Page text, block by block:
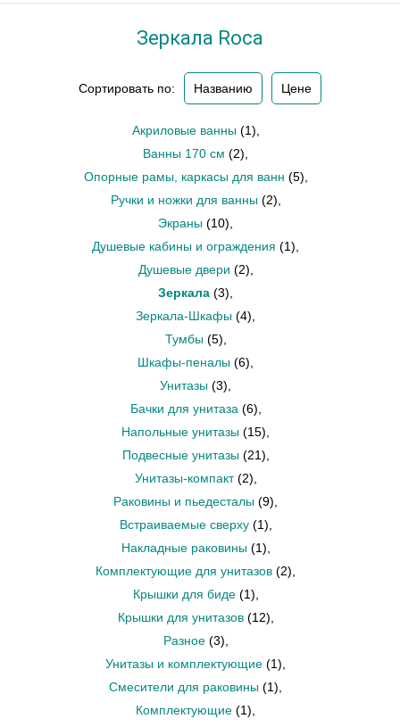
Зеркала Roca
Сортировать по: Названию Цене
Акриловые ванны (1)
Ванны 170 см (2)
Опорные рамы, каркасы для ванн (5)
Ручки и ножки для ванны (2)
Экраны (10)
Душевые кабины и ограждения (1)
Душевые двери (2)
Зеркала (3)
Зеркала-Шкафы (4)
Тумбы (5)
Шкафы-пеналы (6)
Унитазы (3)
Бачки для унитаза (6)
Напольные унитазы (15)
Подвесные унитазы (21)
Унитазы-компакт (2)
Раковины и пьедесталы (9)
Встраиваемые сверху (1)
Накладные раковины (1)
Комплектующие для унитазов (2)
Крышки для биде (1)
Крышки для унитазов (12)
Разное (3)
Унитазы и комплектующие (1)
Смесители для раковины (1)
Комплектующие (1)